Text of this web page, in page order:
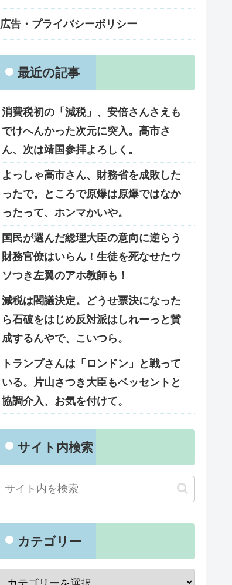
広告・プライバシーポリシー
最近の記事
消費税初の「減税」、安倍さんさえも
でけへんかった次元に突入。高市さ
ん、次は靖国参拝よろしく。
よっしゃ高市さん、財務省を成敗した
ったで。ところで原爆は原爆ではなか
ったって、ホンマかいや。
国民が選んだ総理大臣の意向に逆らう
財務官僚はいらん！生徒を死なせたウ
ソつき左翼のアホ教師も！
減税は閣議決定。どうせ票決になった
ら石破をはじめ反対派はしれーっと賛
成するんやで、こいつら。
トランプさんは「ロンドン」と戦って
いる。片山さつき大臣もベッセントと
協調介入、お気を付けて。
サイト内検索
カテゴリー